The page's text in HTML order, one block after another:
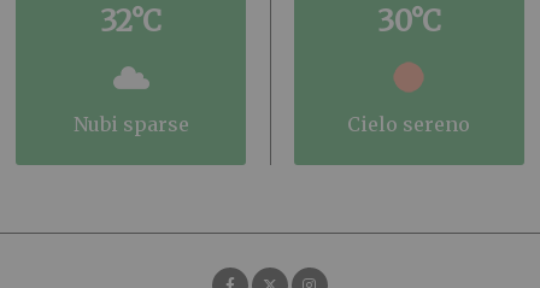
32°C
nubi sparse
30°C
cielo sereno